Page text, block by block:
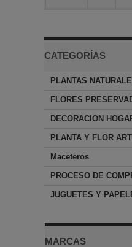
CATEGORÍAS
PLANTAS
FLORES
DECORACION
PLANTA Y FLOR
Maceteros
PROCESO DE
JUGUETES Y
MARCAS